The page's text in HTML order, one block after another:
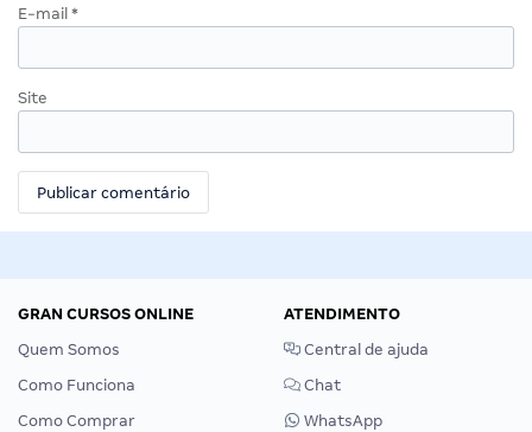
E-mail *
Site
GRAN CURSOS ONLINE
Quem Somos
Como Funciona
Como Comprar
ATENDIMENTO
Central de ajuda
Chat
WhatsApp